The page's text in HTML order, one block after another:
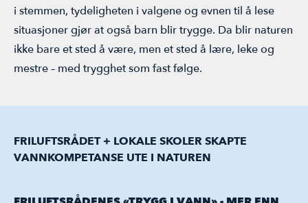
i stemmen, tydeligheten i valgene og evnen til å lese
situasjoner gjør at også barn blir trygge. Da blir naturen
ikke bare et sted å være, men et sted å lære, leke og
mestre – med trygghet som fast følge.
FRILUFTSRÅDET + LOKALE SKOLER SKAPTE
VANNKOMPETANSE UTE I NATUREN